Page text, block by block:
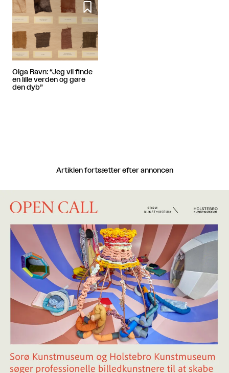

Olga Ravn: “Jeg vil finde
en lille verden og gøre
den dyb”
Artiklen fortsætter efter annoncen